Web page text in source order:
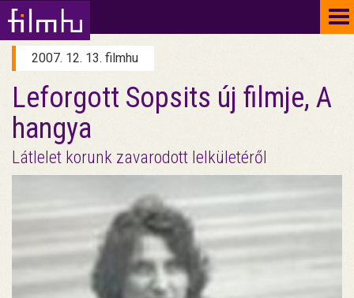
2007. 12. 13. filmhu
Leforgott Sopsits új filmje, A
hangya
Látlelet korunk zavarodott lelkületéről